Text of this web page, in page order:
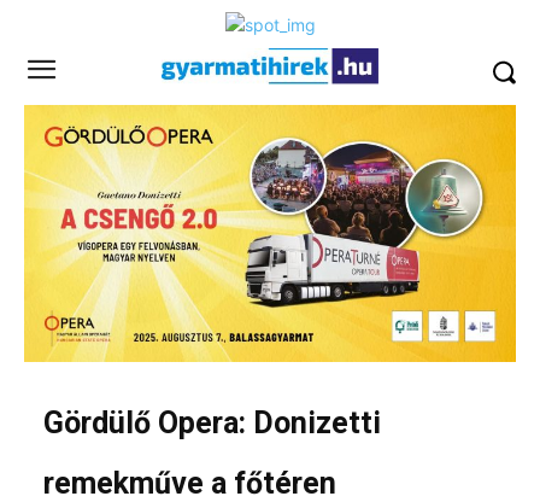
Gördülő Opera: Donizetti
remekműve a főtéren